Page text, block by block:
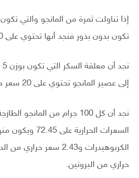
تكون بدون بذور فنجد أنها تحتوي على 130 سعر حراري.
إلى عصير المانجو تحتوي على 20 سعر حراري.
نجد أن كل 100 جرام من
حراري من البروتين.